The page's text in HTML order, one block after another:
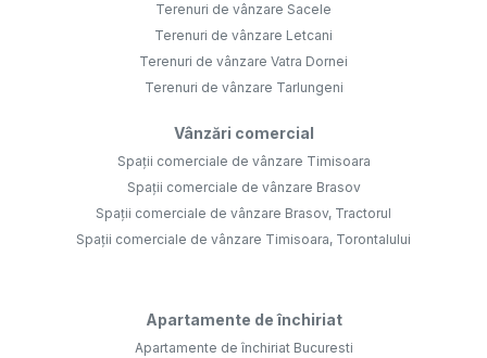
Terenuri de vânzare Sacele
Terenuri de vânzare Letcani
Terenuri de vânzare Vatra Dornei
Terenuri de vânzare Tarlungeni
Vânzări comercial
Spații comerciale de vânzare Timisoara
Spații comerciale de vânzare Brasov
Spații comerciale de vânzare Brasov, Tractorul
Spații comerciale de vânzare Timisoara, Torontalului
Apartamente de închiriat
Apartamente de închiriat Bucuresti